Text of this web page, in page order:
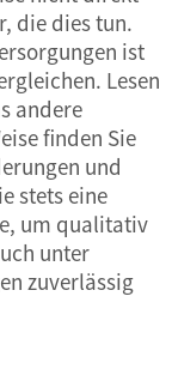
die dies tun.
ist
Lesen
andere
finden Sie
und
stets eine
um qualitativ
unter
zuverlässig